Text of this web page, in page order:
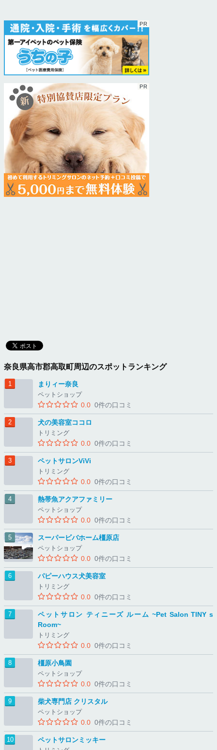
奈良県高市郡高取町周辺のスポットランキング
まりィー奈良
ペットショップ
0.0 0件の口コミ
犬の美容室ココロ
トリミング
0.0 0件の口コミ
ペットサロンViVi
トリミング
0.0 0件の口コミ
熱帯魚アクアファミリー
ペットショップ
0.0 0件の口コミ
スーパービバホーム橿原店
ペットショップ
0.0 0件の口コミ
パピーハウス犬美容室
トリミング
0.0 0件の口コミ
ペットサロン ティニーズ ルーム ~Pet Salon TINY s
Room~
トリミング
0.0 0件の口コミ
橿原小鳥園
ペットショップ
0.0 0件の口コミ
柴犬専門店 クリスタル
ペットショップ
0.0 0件の口コミ
ペットサロンミッキー